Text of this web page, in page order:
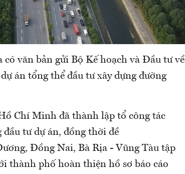
văn bản gửi Bộ Kế hoạch và Đầu tư về
án tổng thể đầu tư xây dựng đường
Chí Minh đã thành lập tổ công tác
tư dự án, đồng thời đề
Đồng Nai, Bà Rịa - Vũng Tàu tập
thành phố hoàn thiện hồ sơ báo cáo